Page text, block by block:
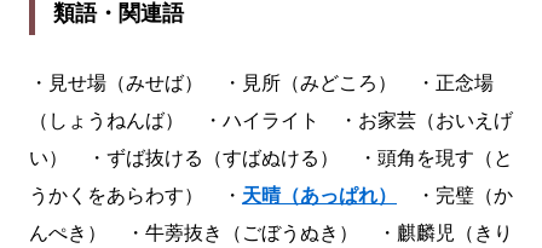
類語・関連語
・見せ場（みせば） ・見所（みどころ） ・正念場
（しょうねんば） ・ハイライト ・お家芸（おいえげ
い） ・ずば抜ける（すばぬける） ・頭角を現す（と
うかくをあらわす） ・ 天晴（あっぱれ）
・完璧（か
んぺき） ・牛蒡抜き（ごぼうぬき） ・麒麟児（きり